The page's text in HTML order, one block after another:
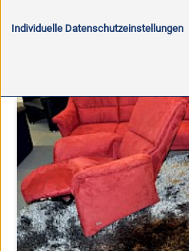
Individuelle Datenschutzeinstellungen